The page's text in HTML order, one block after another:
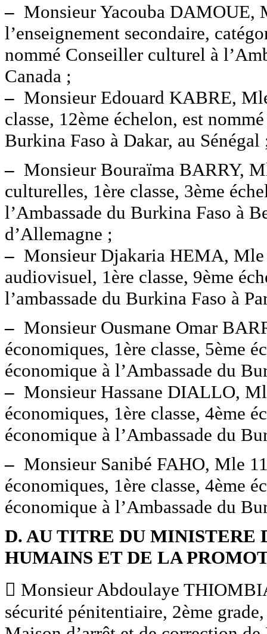
– Monsieur Yacouba DAMOUE,
l’enseignement secondaire,
nommé Conseiller culturel à
Canada ;
– Monsieur Edouard KABRE,
classe, 12ème échelon, est
Burkina Faso à Dakar, au Sénégal
– Monsieur Bouraïma BARRY,
culturelles, 1ère classe, 3ème
l’Ambassade du Burkina Faso à
d’Allemagne ;
– Monsieur Djakaria HEMA,
audiovisuel, 1ère classe, 9ème
l’ambassade du Burkina Faso à
– Monsieur Ousmane Omar
économiques, 1ère classe, 5ème
économique à l’Ambassade du
– Monsieur Hassane DIALLO,
économiques, 1ère classe, 4ème
économique à l’Ambassade du
– Monsieur Sanibé FAHO, Mle
économiques, 1ère classe, 4ème
économique à l’Ambassade du
D. AU TITRE DU MINISTERE
HUMAINS ET DE LA
 Monsieur Abdoulaye
sécurité pénitentiaire, 2ème